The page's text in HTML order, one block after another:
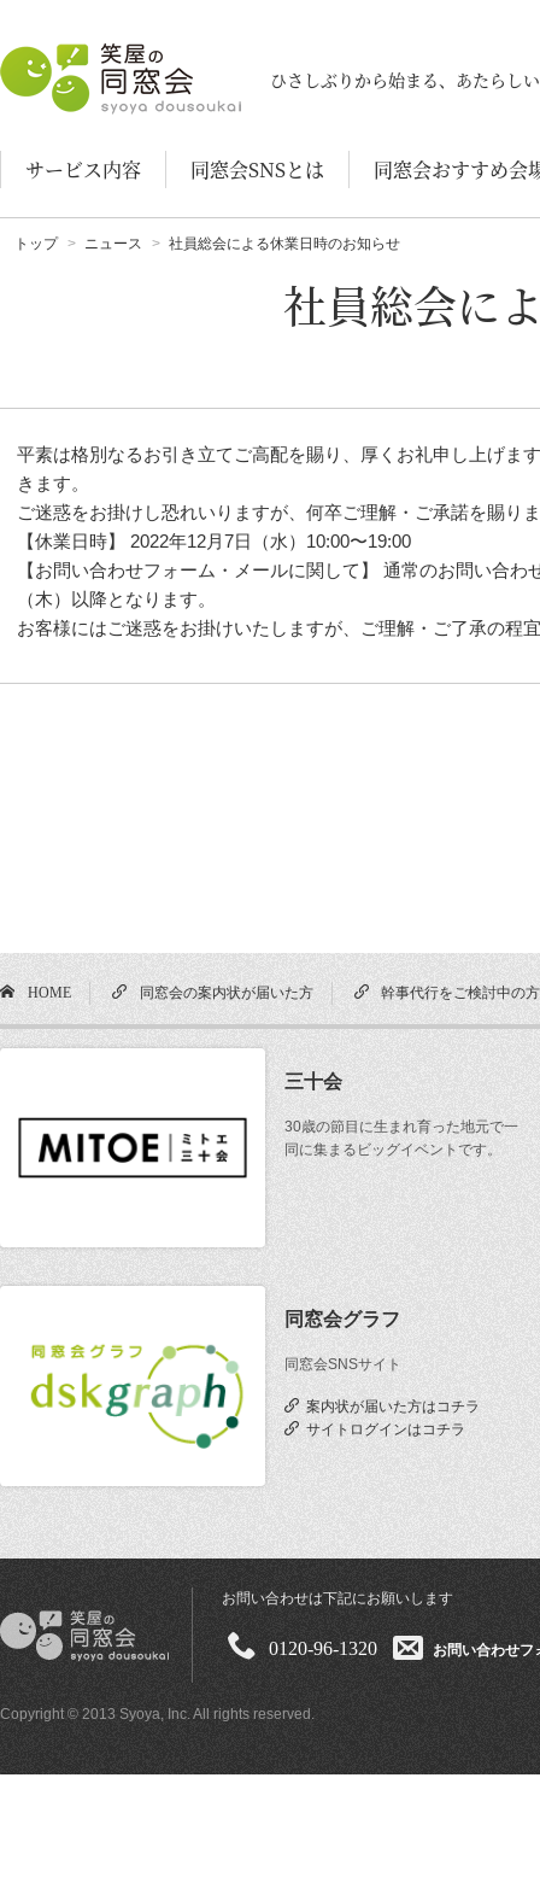
笑屋の同窓会
ひさしぶりから始まる、あたらし
サービス内容 同窓会SNSとは 同窓会おすすめ会
トップ ニュース 社員総会による休業日時のお知らせ
社員総会に
平素は格別なるお引き立てご高配を賜り、厚くお礼申し上げま
きます。
ご迷惑をお掛けし恐れいりますが、何卒ご理解・ご承諾を賜り
【休業日時】 2022年12月7日（水）10:00〜19:00
【お問い合わせフォーム・メールに関して】 通常のお問い合
（木）以降となります。
お客様にはご迷惑をお掛けいたしますが、ご理解・ご了承の程
HOME 同窓会の案内状が届いた方 幹事代行をご検討中の方
三十会
30歳の節目に生まれ育った地元で一
同に集まるビッグイベントです。
同窓会グラフ
同窓会SNSサイト
案内状が届いた方はコチラ
サイトログインはコチラ
お問い合わせは下記にお願いします
0120-96-1320 お問い合わせフ
Copyright © 2013 Syoya, Inc. All rights reserved.